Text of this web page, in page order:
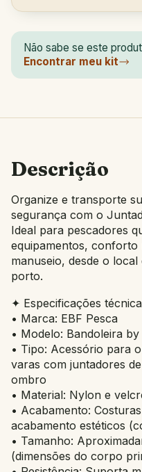
Não sabe se este
Encontrar meu kit
Descrição
Organize e transporte
segurança com o
Ideal para pescadores
equipamentos,
manuseio, desde o
porto.
✦ Especificações
• Marca: EBF Pesca
• Modelo: Bandoleira
• Tipo: Acessório para
varas com juntadores
ombro
• Material: Nylon e
• Acabamento:
acabamento estéticos
• Tamanho:
(dimensões do corpo